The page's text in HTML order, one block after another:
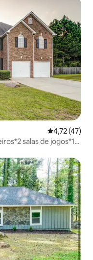
4,72 de uma
4,72 (47)
salas de jogos*10